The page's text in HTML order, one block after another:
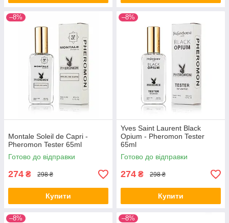
–8%
Montale Soleil de Capri -
Pheromon Tester 65ml
Готово до відправки
274 ₴ 298 ₴
Купити
–8%
Yves Saint Laurent Black
Opium - Pheromon Tester
65ml
Готово до відправки
274 ₴ 298 ₴
Купити
–8% –8%